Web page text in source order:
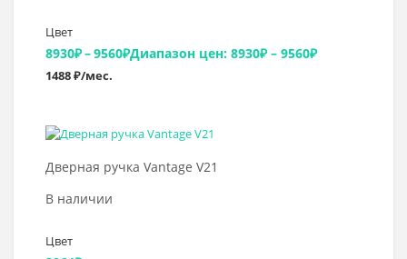
Цвет
8930₽–9560₽Диапазон цен: 8930₽ – 9560₽
1488 ₽/мес.
Дверная ручка Vantage V21
В наличии
Цвет
Выбрать >